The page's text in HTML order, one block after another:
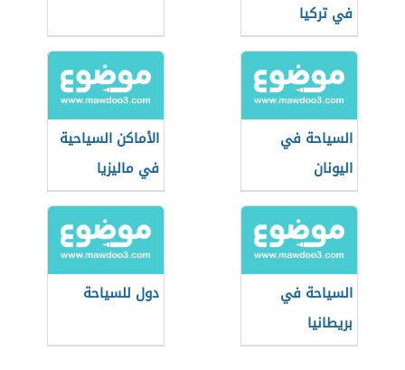
في تركيا
السياحة في
اليونان
الأماكن السياحية
في ماليزيا
السياحة في
بريطانيا
دول للسياحة